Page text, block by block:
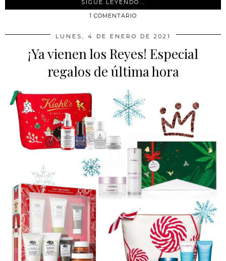
SIGUE LEYENDO...
1 COMENTARIO
LUNES, 4 DE ENERO DE 2021
¡Ya vienen los Reyes! Especial
regalos de última hora